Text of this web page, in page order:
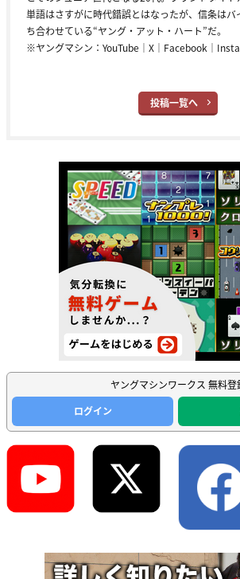
単語はさすがに時代錯誤とはなったが、信条は
ち合わせている“ヤング・アット・ハート”だ。
※ヤングマシン： YouTube ｜ X ｜ Facebook ｜
投稿一覧へ
ヤングマシンワークス 無料登
ログイン